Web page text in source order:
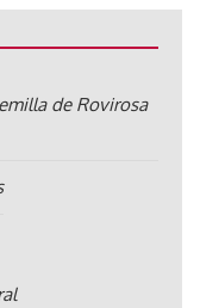
de Rovirosa